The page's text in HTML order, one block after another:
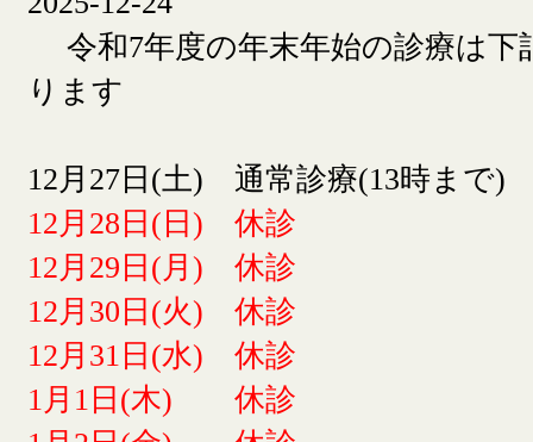
令和7年度の年末年始の診療は下
ります
12月27日(土) 通常診療(13時まで)
12月28日(日) 休診
12月29日(月) 休診
12月30日(火) 休診
12月31日(水) 休診
1月1日(木) 休診